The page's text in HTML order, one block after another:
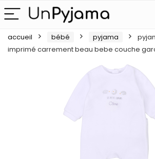
accueil bébé pyjama
imprimé carrement beau bebe couche